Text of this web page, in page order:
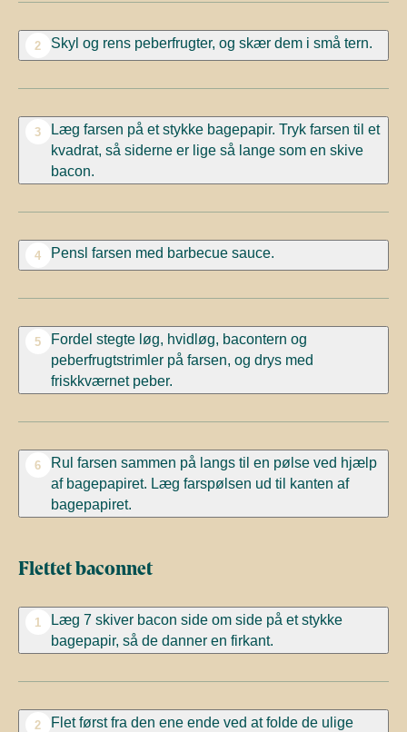
2 Skyl og rens peberfrugter, og skær dem i små tern.
3
Læg farsen på et stykke bagepapir. Tryk farsen til et
kvadrat, så siderne er lige så lange som en skive
bacon.
4 Pensl farsen med barbecue sauce.
5
Fordel stegte løg, hvidløg, bacontern og
peberfrugtstrimler på farsen, og drys med
friskkværnet peber.
6
Rul farsen sammen på langs til en pølse ved hjælp
af bagepapiret. Læg farspølsen ud til kanten af
bagepapiret.
Flettet baconnet
1
Læg 7 skiver bacon side om side på et stykke
bagepapir, så de danner en firkant.
2 Flet først fra den ene ende ved at folde de ulige